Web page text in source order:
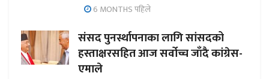
6 MONTHS पहिले
संसद पुनर्स्थापनाका लागि सांसदको
हस्ताक्षरसहित आज सर्वोच्च जाँदै कांग्रेस-
एमाले